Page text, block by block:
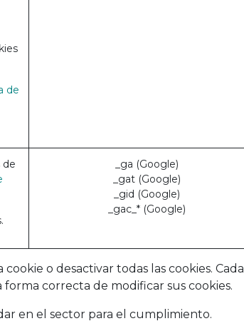
de
de
_ga (Google)
_gat (Google)
_gid (Google)
_gac_* (Google)
o desactivar todas las cookies. Cada
correcta de modificar sus cookies.
en el sector para el cumplimiento.